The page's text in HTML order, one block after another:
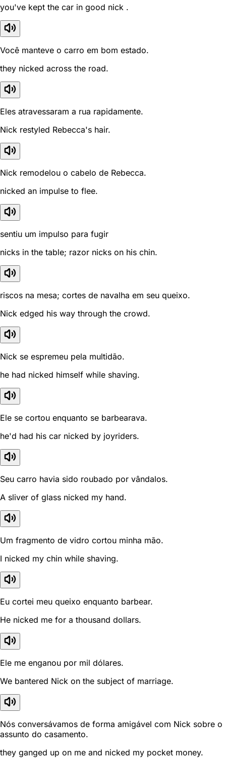
you've kept the car in good nick .
Você manteve o carro em bom estado.
they nicked across the road.
Eles atravessaram a rua rapidamente.
Nick restyled Rebecca's hair.
Nick remodelou o cabelo de Rebecca.
nicked an impulse to flee.
sentiu um impulso para fugir
nicks in the table; razor nicks on his chin.
riscos na mesa; cortes de navalha em seu queixo.
Nick edged his way through the crowd.
Nick se espremeu pela multidão.
he had nicked himself while shaving.
Ele se cortou enquanto se barbearava.
he'd had his car nicked by joyriders.
Seu carro havia sido roubado por vândalos.
A sliver of glass nicked my hand.
Um fragmento de vidro cortou minha mão.
I nicked my chin while shaving.
Eu cortei meu queixo enquanto barbear.
He nicked me for a thousand dollars.
Ele me enganou por mil dólares.
We bantered Nick on the subject of marriage.
Nós conversávamos de forma amigável com Nick sobre o
assunto do casamento.
they ganged up on me and nicked my pocket money.